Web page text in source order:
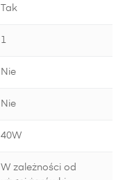
Tak
1
Nie
Nie
40W
W zależności od